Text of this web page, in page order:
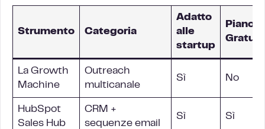
Strumento Categoria
Adatto
alle
startup
Piano
La Growth
Machine
Outreach
multicanale
Sì No
HubSpot
Sales Hub
CRM +
sequenze email
Sì Sì